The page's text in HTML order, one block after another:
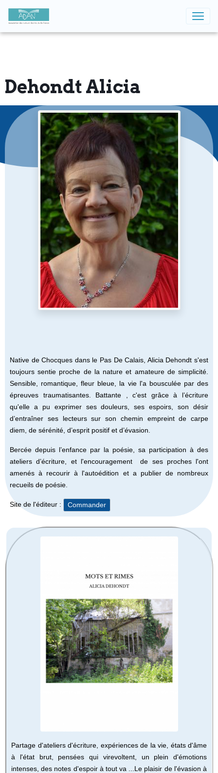
Dehondt Alicia
Native de Chocques dans le Pas De Calais, Alicia Dehondt s'est
toujours sentie proche de la nature et amateure de simplicité.
Sensible, romantique, fleur bleue, la vie l'a bousculée par des
épreuves traumatisantes. Battante , c'est grâce à l’écriture
qu'elle a pu exprimer ses douleurs, ses espoirs, son désir
d’entraîner ses lecteurs sur son chemin empreint de carpe
diem, de sérénité, d’esprit positif et d’évasion.
Bercée depuis l’enfance par la poésie, sa participation à des
ateliers d’écriture, et l'encouragement de ses proches l'ont
amenés à recourir à l'autoédition et a publier de nombreux
recueils de poésie.
Site de l'éditeur : Commander
Partage d'ateliers d'écriture, expériences de la vie, états d'âme
à l'état brut, pensées qui virevoltent, un plein d'émotions
intenses, des notes d'espoir à tout va ...Le plaisir de l'évasion à